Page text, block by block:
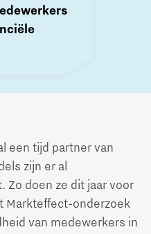
een tijd partner van
zijn er al
Zo doen ze dit jaar voor
Markteffect-onderzoek
van medewerkers in